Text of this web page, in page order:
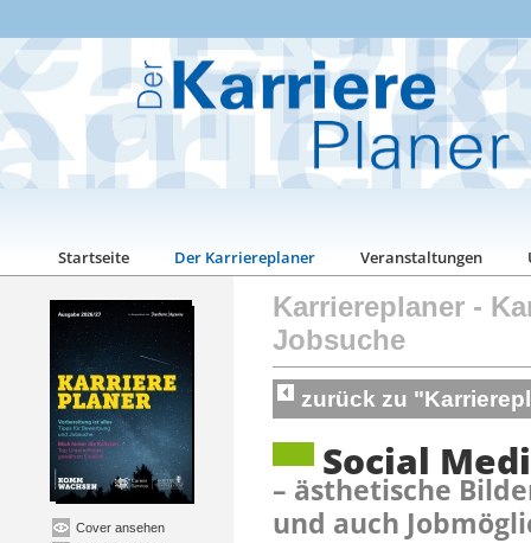
Startseite Der Karriereplaner Veranstaltungen
Cover ansehen
Karriereplaner -
Jobsuche
zurück zu
Social
– ästhetische
und auch